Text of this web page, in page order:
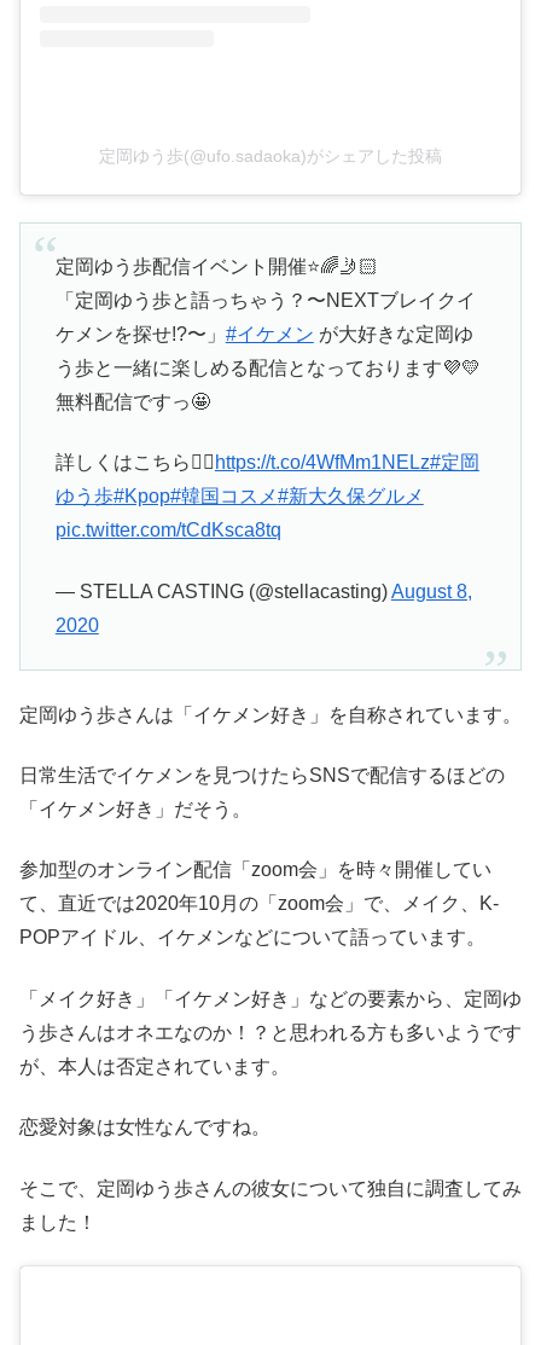
定岡ゆう歩(@ufo.sadaoka)がシェアした投稿
定岡ゆう歩配信イベント開催⭐️🌈🤳🏻
「定岡ゆう歩と語っちゃう？〜NEXTブレイクイ
ケメンを探せ!?〜」 #イケメン が大好きな定岡ゆ
う歩と一緒に楽しめる配信となっております💜💛
無料配信ですっ🤩
詳しくはこちら💁‍♀️ https://t.co/4WfMm1NELz#定岡
ゆう歩#Kpop#韓国コスメ#新大久保グルメ
pic.twitter.com/tCdKsca8tq
— STELLA CASTING (@stellacasting)August 8,
2020
定岡ゆう歩さんは「イケメン好き」を自称されています。
日常生活でイケメンを見つけたらSNSで配信するほどの
「イケメン好き」だそう。
参加型のオンライン配信「zoom会」を時々開催してい
て、直近では2020年10月の「zoom会」で、メイク、K-
POPアイドル、イケメンなどについて語っています。
「メイク好き」「イケメン好き」などの要素から、定岡ゆ
う歩さんはオネエなのか！？と思われる方も多いようです
が、本人は否定されています。
恋愛対象は女性なんですね。
そこで、定岡ゆう歩さんの彼女について独自に調査してみ
ました！